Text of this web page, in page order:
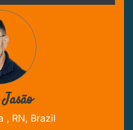
, RN, Brazil